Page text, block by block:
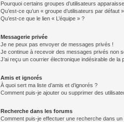
Pourquoi certains groupes d’utilisateurs
Qu’est-ce qu’un « groupe d’utilisateurs par défaut
Qu’est-ce que le lien « L’équipe » ?
Messagerie privée
Je ne peux pas envoyer de messages privés !
Je continue à recevoir des messages privés non
J’ai reçu un courrier électronique indésirable de la
Amis et ignorés
À quoi sert ma liste d’amis et d’ignorés ?
Comment puis-je ajouter ou supprimer des
Recherche dans les forums
Comment puis-je effectuer une recherche dans